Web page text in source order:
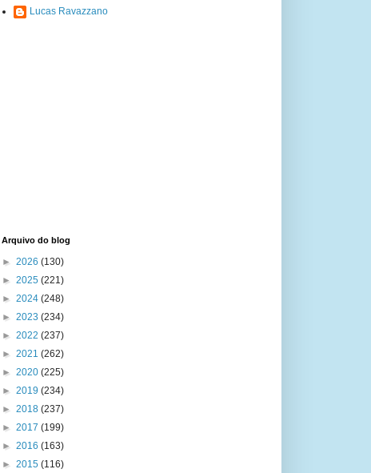
Lucas Ravazzano
Arquivo do blog
► 2026 (130)
► 2025 (221)
► 2024 (248)
► 2023 (234)
► 2022 (237)
► 2021 (262)
► 2020 (225)
► 2019 (234)
► 2018 (237)
► 2017 (199)
► 2016 (163)
► 2015 (116)